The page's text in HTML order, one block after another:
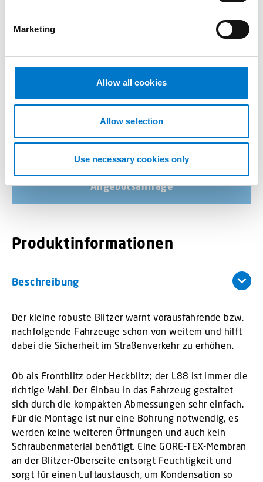
Marketing
Allow all cookies
Allow selection
Use necessary cookies only
L88 blau Menge
Angebotsanfrage
Produktinformationen
Beschreibung
Der kleine robuste Blitzer warnt vorausfahrende bzw.
nachfolgende Fahrzeuge schon von weitem und hilft
dabei die Sicherheit im Straßenverkehr zu erhöhen.
Ob als Frontblitz oder Heckblitz; der L88 ist immer die
richtige Wahl. Der Einbau in das Fahrzeug gestaltet
sich durch die kompakten Abmessungen sehr einfach.
Für die Montage ist nur eine Bohrung notwendig, es
werden keine weiteren Öffnungen und auch kein
Schraubenmaterial benötigt. Eine GORE-TEX-Membran
an der Blitzer-Oberseite entsorgt Feuchtigkeit und
sorgt für einen Luftaustausch, um Kondensation so